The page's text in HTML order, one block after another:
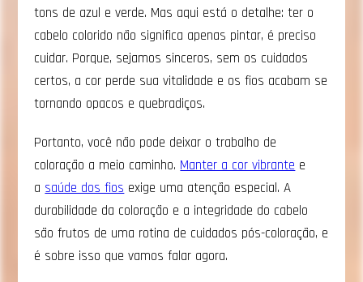
tons de azul e verde. Mas aqui está o detalhe: ter o
cabelo colorido não significa apenas pintar, é preciso
cuidar. Porque, sejamos sinceros, sem os cuidados
certos, a cor perde sua vitalidade e os fios acabam se
tornando opacos e quebradiços.
Portanto, você não pode deixar o trabalho de
coloração a meio caminho. Manter a cor vibrante e
a saúde dos fios exige uma atenção especial. A
durabilidade da coloração e a integridade do cabelo
são frutos de uma rotina de cuidados pós-coloração, e
é sobre isso que vamos falar agora.